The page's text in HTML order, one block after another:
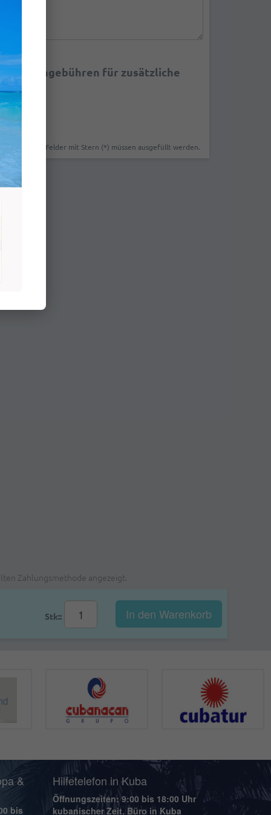
für zusätzliche
Felder mit Stern (*) müssen ausgefüllt werden.
Zahlungsmethode angezeigt.
Stk:: In den Warenkorb
&
bis
Hilfetelefon in Kuba
Öffnungszeiten: 9:00 bis 18:00 Uhr
kubanischer Zeit. Büro in Kuba